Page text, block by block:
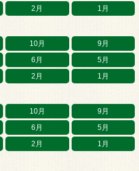
2月 1月
10月
9月
6月
5月
2月 1月
10月
9月
6月
5月
2月 1月